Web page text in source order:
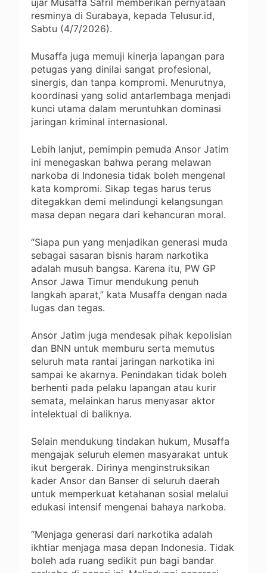
resminya di Surabaya, kepada Telusur.id,
Sabtu (4/7/2026).
Musaffa juga memuji kinerja lapangan para
petugas yang dinilai sangat profesional,
sinergis, dan tanpa kompromi. Menurutnya,
koordinasi yang solid antarlembaga menjadi
kunci utama dalam meruntuhkan dominasi
jaringan kriminal internasional.
Lebih lanjut, pemimpin pemuda Ansor Jatim
ini menegaskan bahwa perang melawan
narkoba di Indonesia tidak boleh mengenal
kata kompromi. Sikap tegas harus terus
ditegakkan demi melindungi kelangsungan
masa depan negara dari kehancuran moral.
“Siapa pun yang menjadikan generasi muda
sebagai sasaran bisnis haram narkotika
adalah musuh bangsa. Karena itu, PW GP
Ansor Jawa Timur mendukung penuh
langkah aparat,” kata Musaffa dengan nada
lugas dan tegas.
Ansor Jatim juga mendesak pihak kepolisian
dan BNN untuk memburu serta memutus
seluruh mata rantai jaringan narkotika ini
sampai ke akarnya. Penindakan tidak boleh
berhenti pada pelaku lapangan atau kurir
semata, melainkan harus menyasar aktor
intelektual di baliknya.
Selain mendukung tindakan hukum, Musaffa
mengajak seluruh elemen masyarakat untuk
ikut bergerak. Dirinya menginstruksikan
kader Ansor dan Banser di seluruh daerah
untuk memperkuat ketahanan sosial melalui
edukasi intensif mengenai bahaya narkoba.
“Menjaga generasi dari narkotika adalah
ikhtiar menjaga masa depan Indonesia. Tidak
boleh ada ruang sedikit pun bagi bandar